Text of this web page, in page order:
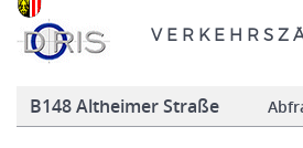
V E R K E H R S Z
B148 Altheimer Straße